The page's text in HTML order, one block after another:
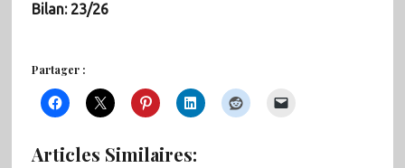
Bilan: 23/26
Partager :
Articles Similaires: